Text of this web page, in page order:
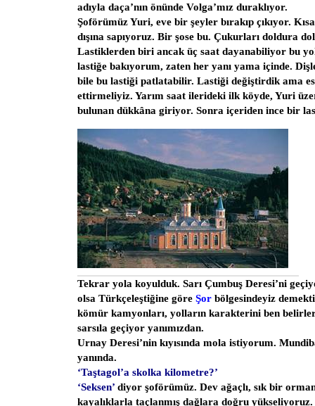
adıyla daça’nın önünde Volga’mız duraklıyor.
Şoförümüz Yuri, eve bir şeyler bırakıp çıkıyor.
dışına sapıyoruz. Bir şose bu. Çukurları doldura
Lastiklerden biri ancak üç saat dayanabiliyor bu
lastiğe bakıyorum, zaten her yanı yama içinde.
bile bu lastiği patlatabilir. Lastiği değiştirdik ama
ettirmeliyiz. Yarım saat ilerideki ilk köyde, Yuri
bulunan dükkâna giriyor. Sonra içeriden ince bir
Tekrar yola koyulduk. Sarı Çumbuş Deresi’ni
olsa Türkçeleştiğine göre Şor bölgesindeyiz
kömür kamyonları, yolların karakterini ben
sarsıla geçiyor yanımızdan.
Urnay Deresi’nin kıyısında mola istiyorum.
yanında.
‘Taştagol’a skolka kilometre?’
‘Seksen’ diyor şoförümüz. Dev ağaçlı, sık bir
kayalıklarla taçlanmış dağlara doğru